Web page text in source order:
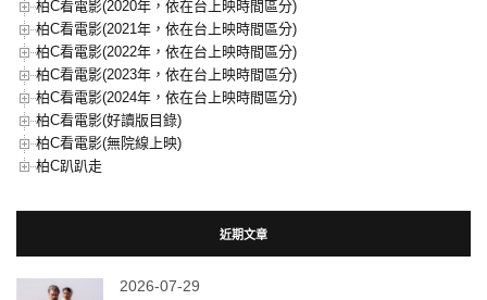
柏C看電影(2020年，依在台上映時間區分)
柏C看電影(2021年，依在台上映時間區分)
柏C看電影(2022年，依在台上映時間區分)
柏C看電影(2023年，依在台上映時間區分)
柏C看電影(2024年，依在台上映時間區分)
柏C看電影(好讀版目錄)
柏C看電影(無院線上映)
柏C趴趴走
近期文章
2026-07-29